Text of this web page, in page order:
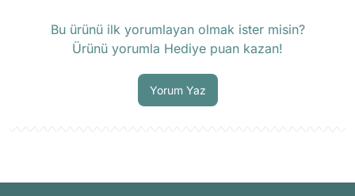
Bu ürünü ilk yorumlayan olmak ister misin?
Ürünü yorumla Hediye puan kazan!
Yorum Yaz